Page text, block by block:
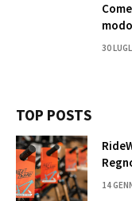
30
TOP POSTS
14